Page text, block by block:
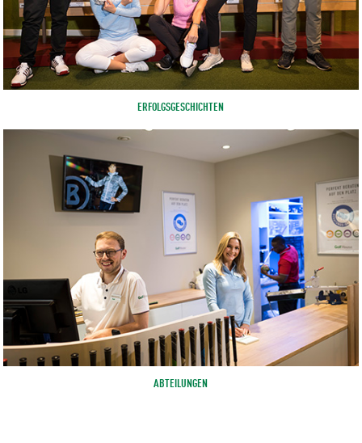
ERFOLGSGESCHICHTEN
ABTEILUNGEN